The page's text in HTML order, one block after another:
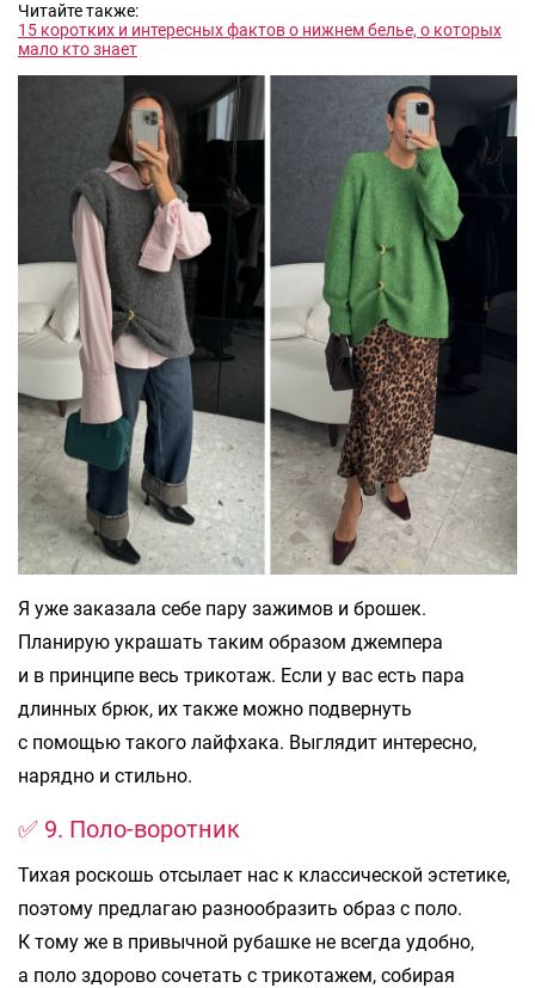
Читайте также:
15 коротких и интересных фактов о нижнем бeльe, о которых
мало кто знает
Я уже заказала себе пару зажимов и брошек.
Планирую украшать таким образом джемпера
и в принципе весь трикотаж. Если у вас есть пара
длинных брюк, их также можно подвернуть
с помощью такого лайфхака. Выглядит интересно,
нарядно и стильно.
✅ 9. Поло-воротник
Тихая роскошь отсылает нас к классической эстетике,
поэтому предлагаю разнообразить образ с поло.
К тому же в привычной рубашке не всегда удобно,
а поло здорово сочетать с трикотажем, собирая